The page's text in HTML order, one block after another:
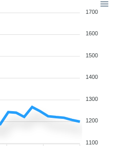
1700
1600
1500
1400
1300
1200
1100